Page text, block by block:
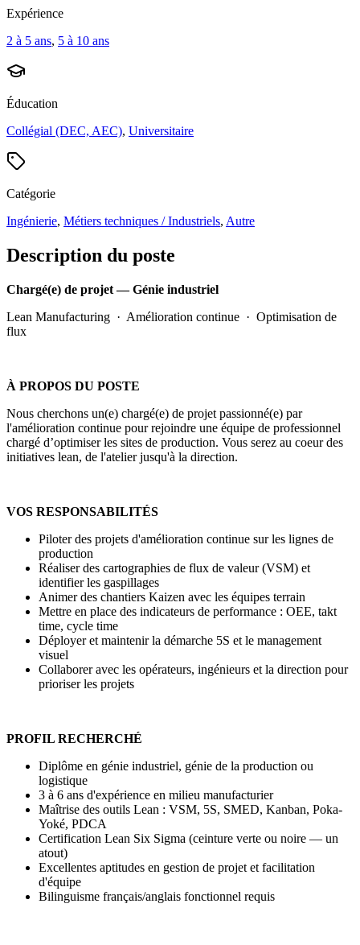
Expérience
2 à 5 ans, 5 à 10 ans
Éducation
Collégial (DEC, AEC), Universitaire
Catégorie
Ingénierie, Métiers techniques / Industriels, Autre
Description du poste
Chargé(e) de projet — Génie industriel
Lean Manufacturing · Amélioration continue · Optimisation de
flux
À PROPOS DU POSTE
Nous cherchons un(e) chargé(e) de projet passionné(e) par
l'amélioration continue pour rejoindre une équipe de professionnel
chargé d’optimiser les sites de production. Vous serez au coeur des
initiatives lean, de l'atelier jusqu'à la direction.
VOS RESPONSABILITÉS
Piloter des projets d'amélioration continue sur les lignes de
production
Réaliser des cartographies de flux de valeur (VSM) et
identifier les gaspillages
Animer des chantiers Kaizen avec les équipes terrain
Mettre en place des indicateurs de performance : OEE, takt
time, cycle time
Déployer et maintenir la démarche 5S et le management
visuel
Collaborer avec les opérateurs, ingénieurs et la direction pour
prioriser les projets
PROFIL RECHERCHÉ
Diplôme en génie industriel, génie de la production ou
logistique
3 à 6 ans d'expérience en milieu manufacturier
Maîtrise des outils Lean : VSM, 5S, SMED, Kanban, Poka-
Yoké, PDCA
Certification Lean Six Sigma (ceinture verte ou noire — un
atout)
Excellentes aptitudes en gestion de projet et facilitation
d'équipe
Bilinguisme français/anglais fonctionnel requis